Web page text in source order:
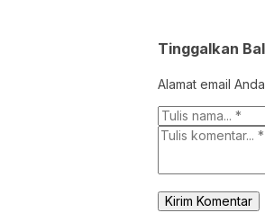
Tinggalkan
Alamat email